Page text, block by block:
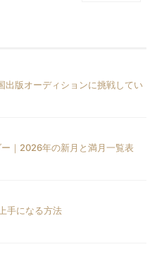
出版オーディションに挑戦してい
｜2026年の新月と満月一覧表
手になる方法